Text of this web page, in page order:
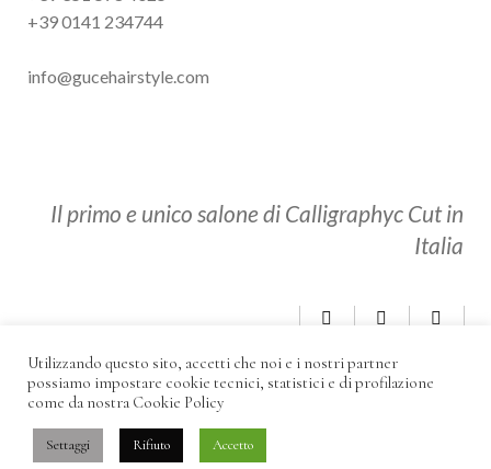
+39 0141 234744
info@gucehairstyle.com
Il primo e unico salone di Calligraphyc Cut in
Italia
Utilizzando questo sito, accetti che noi e i nostri partner
possiamo impostare cookie tecnici, statistici e di profilazione
come da nostra Cookie Policy
Settaggi Rifiuto Accetto